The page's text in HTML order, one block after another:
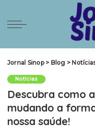
Jornal Sinop> Blog >
Notícias
Descubra como
mudando a
nossa saúde!